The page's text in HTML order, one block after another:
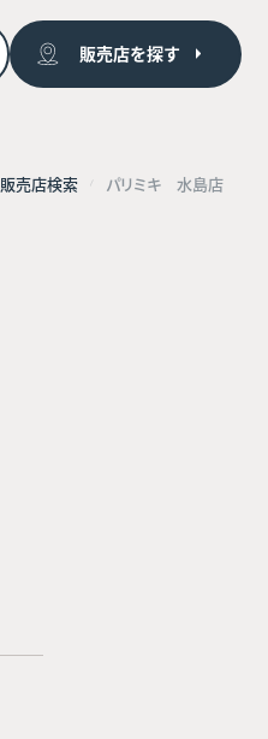
販売店を探す
販売店検索 パリミキ 水島店